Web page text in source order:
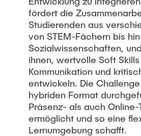
fördert die
Studierenden aus
von STEM-Fächern bis
Sozialwissenschaften,
ihnen, wertvolle Soft
Kommunikation und
entwickeln. Die
hybriden Format
Präsenz- als auch Online-
ermöglicht und so eine
Lernumgebung schafft.